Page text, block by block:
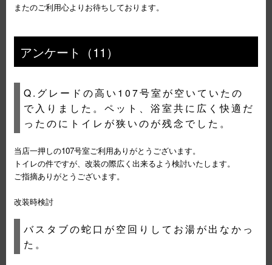
またのご利用心よりお待ちしております。
アンケート（11）
Q.グレードの高い107号室が空いていたの
で入りました。ペット、浴室共に広く快適だ
ったのにトイレが狭いのが残念でした。
当店一押しの107号室ご利用ありがとうございます。
トイレの件ですが、改装の際広く出来るよう検討いたします。
ご指摘ありがとうございます。
改装時検討
バスタブの蛇口が空回りしてお湯が出なかっ
た。